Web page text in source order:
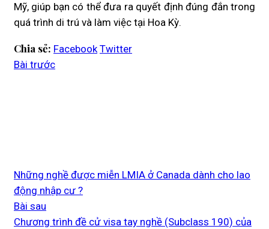
Mỹ, giúp bạn có thể đưa ra quyết định đúng đắn trong
quá trình di trú và làm việc tại Hoa Kỳ.
Chia sẻ: Facebook Twitter
Bài trước
Những nghề được miễn LMIA ở Canada dành cho lao
động nhập cư ?
Bài sau
Chương trình đề cử visa tay nghề (Subclass 190) của